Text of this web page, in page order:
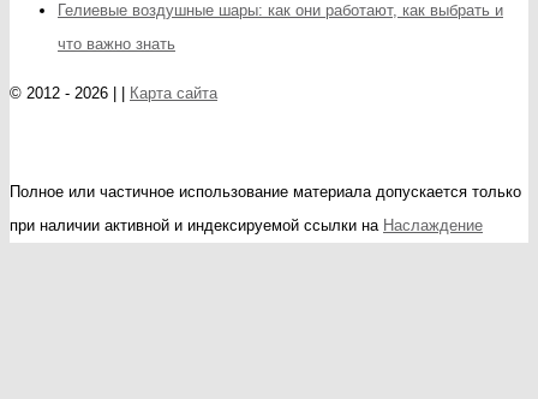
Гелиевые воздушные шары: как они работают, как выбрать и
что важно знать
© 2012 - 2026 | | Карта сайта
Полное или частичное использование материала допускается только
при наличии активной и индексируемой ссылки на Наслаждение